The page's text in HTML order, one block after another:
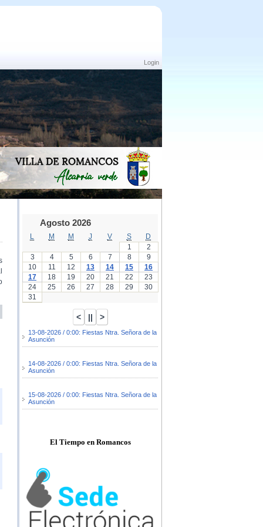
Login
Agosto 2026
M M J V S
D
1
2
3
4 5 6 7 8
9
10
11 12 13 14 15
16
17
18 19 20 21 22
23
24
25 26 27 28 29
30
31
13-08-2026 / 0:00: Fiestas Ntra. Señora de la
Asunción
14-08-2026 / 0:00: Fiestas Ntra. Señora de la
Asunción
15-08-2026 / 0:00: Fiestas Ntra. Señora de la
Asunción
El Tiempo en Romancos